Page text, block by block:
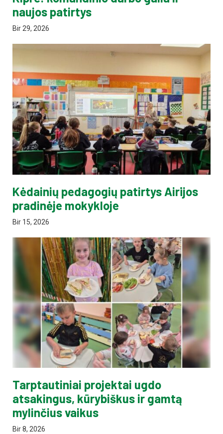
naujos patirtys
Bir 29, 2026
Kėdainių pedagogių patirtys Airijos
pradinėje mokykloje
Bir 15, 2026
Tarptautiniai projektai ugdo
atsakingus, kūrybiškus ir gamtą
mylinčius vaikus
Bir 8, 2026